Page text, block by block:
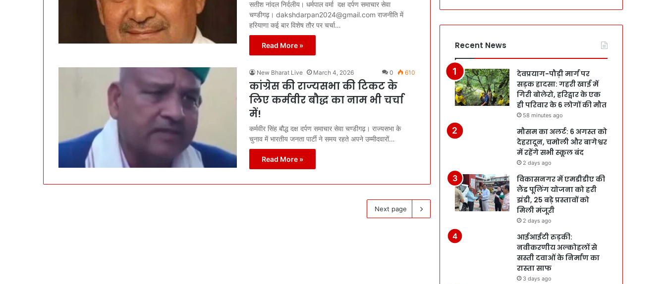
सतीश नांदल निर्दलीय। धर्मपाल वर्मा दक्ष दर्पण समाचार सेवा
चण्डीगढ़। dakshdarpan2024@gmail.com राजनीति में
हरियाणा कई बार विशेष तौर पर चर्चा…
Read More »
New Bharat Live March 4, 2026 0 610
कांग्रेस की राज्यसभा की टिकट के
लिए कर्मवीर बौद्ध का नाम भी चर्चा
में!
कर्मवीर सिंह बौद्ध दक्ष दर्पण समाचार सेवा चण्डीगढ़। राज्यसभा के
चुनाव में भारतीय जनता पार्टी ने समय रहते अपने उम्मीदवारों…
Read More »
Next page
Recent News
देवप्रयाग-पौड़ी मार्ग पर
सड़क हादसा: गहरी खाई में
गिरी बोलेरो, हरिद्वार के एक
ही परिवार के 6 लोगों की मौत
58 minutes ago
मौसम का अलर्ट: 6 अगस्त को
देहरादून, चमोली और बागेश्वर
में रहेंगे सभी स्कूल बंद
2 days ago
विकासनगर में एमडीडीए की
लैंड पूलिंग योजना को हरी
झंडी, 25 बड़े प्रस्तावों को
मिली मंजूरी
2 days ago
आईआईटी रुड़की:
नवीकरणीय अल्कोहलों से
सस्ती दवाओं के निर्माण का
रास्ता साफ
3 days ago